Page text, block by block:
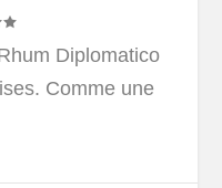
Diplomatico
Comme une